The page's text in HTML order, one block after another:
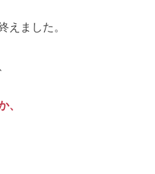
えました。
、